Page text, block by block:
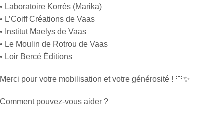
• Laboratoire Korrès (Marika)
• L’Coiff Créations de Vaas
• Institut Maelys de Vaas
• Le Moulin de Rotrou de Vaas
• Loir Bercé Éditions
Merci pour votre mobilisation et votre générosité ! 💛✨
Comment pouvez-vous aider ?